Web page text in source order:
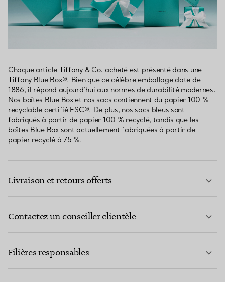
Chaque article Tiffany & Co. acheté est présenté dans une
Tiffany Blue Box®. Bien que ce célèbre emballage date de
1886, il répond aujourd’hui aux normes de durabilité modernes.
Nos boîtes Blue Box et nos sacs contiennent du papier 100 %
recyclable certifié FSC®. De plus, nos sacs bleus sont
fabriqués à partir de papier 100 % recyclé, tandis que les
boîtes Blue Box sont actuellement fabriquées à partir de
papier recyclé à 75 %.
Livraison et retours offerts
Contactez un conseiller clientèle
Filières responsables